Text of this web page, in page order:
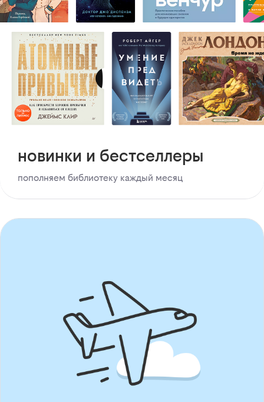
новинки и бестселлеры
пополняем библиотеку каждый месяц